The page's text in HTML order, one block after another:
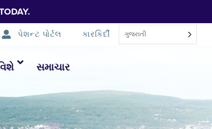
પેશન્ટ પોર્ટલ કારકિર્દી ગુજરાતી
સમાચાર